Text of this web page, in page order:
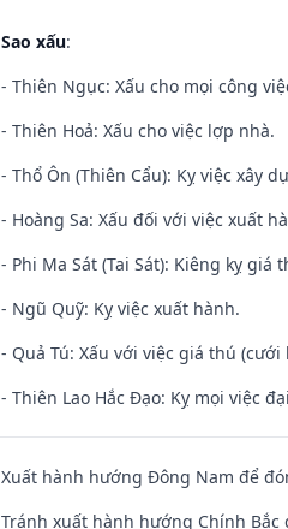
Sao xấu:
- Thiên Ngục: Xấu cho mọi công
- Thiên Hoả: Xấu cho việc lợp nhà.
- Thổ Ôn (Thiên Cẩu): Kỵ việc xây
- Hoàng Sa: Xấu đối với việc xuất
- Phi Ma Sát (Tai Sát): Kiêng kỵ giá
- Ngũ Quỹ: Kỵ việc xuất hành.
- Quả Tú: Xấu với việc giá thú (cưới
- Thiên Lao Hắc Đạo: Kỵ mọi việc
Xuất hành hướng Đông Nam để
Tránh xuất hành hướng Chính Bắc